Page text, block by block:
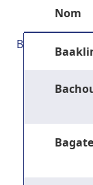
Nom
B
Bagate